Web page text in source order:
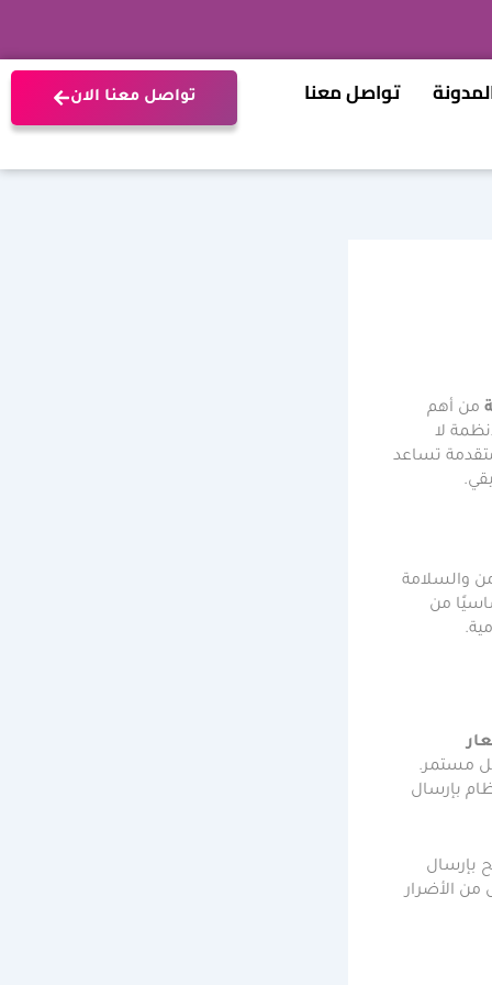
تواصل معنا تواصل معنا الان
من أهم
لا
تساعد
والسلامة
من
مستمر.
بإرسال
بإرسال
من الأضرار